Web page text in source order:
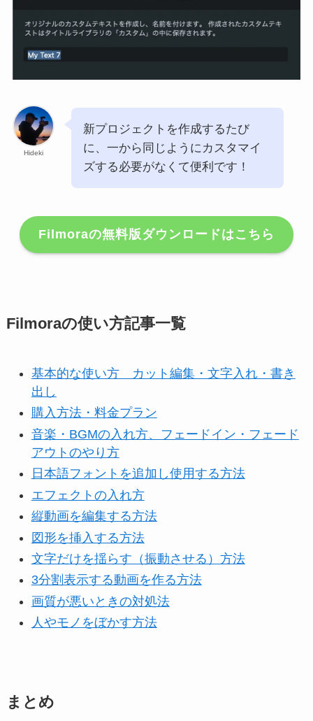
Hideki
新プロジェクトを作成するたび
に、一から同じようにカスタマイ
ズする必要がなくて便利です！
Filmoraの無料版ダウンロードはこちら
Filmoraの使い方記事一覧
基本的な使い方 カット編集・文字入れ・書き
出し
購入方法・料金プラン
音楽・BGMの入れ方、フェードイン・フェード
アウトのやり方
日本語フォントを追加し使用する方法
エフェクトの入れ方
縦動画を編集する方法
図形を挿入する方法
文字だけを揺らす（振動させる）方法
3分割表示する動画を作る方法
画質が悪いときの対処法
人やモノをぼかす方法
まとめ